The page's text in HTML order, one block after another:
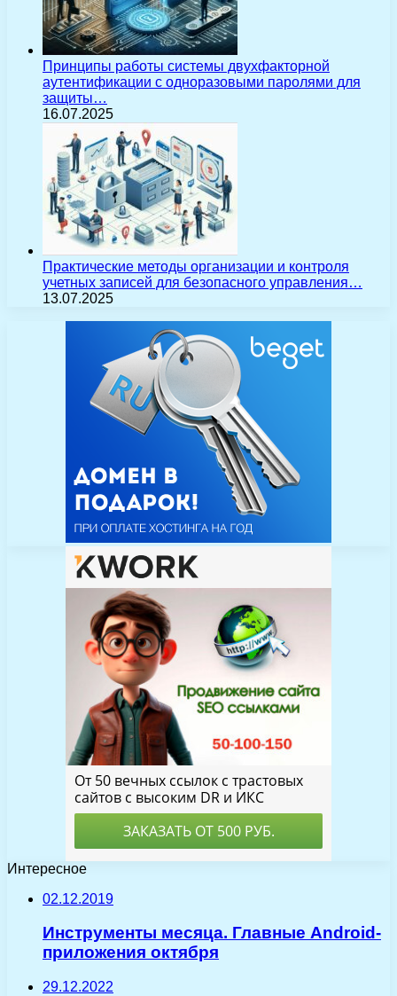
Принципы работы системы двухфакторной
аутентификации с одноразовыми паролями для
защиты…
16.07.2025
Практические методы организации и контроля
учетных записей для безопасного управления…
13.07.2025
Интересное
02.12.2019
Инструменты месяца. Главные Android-
приложения октября
29.12.2022